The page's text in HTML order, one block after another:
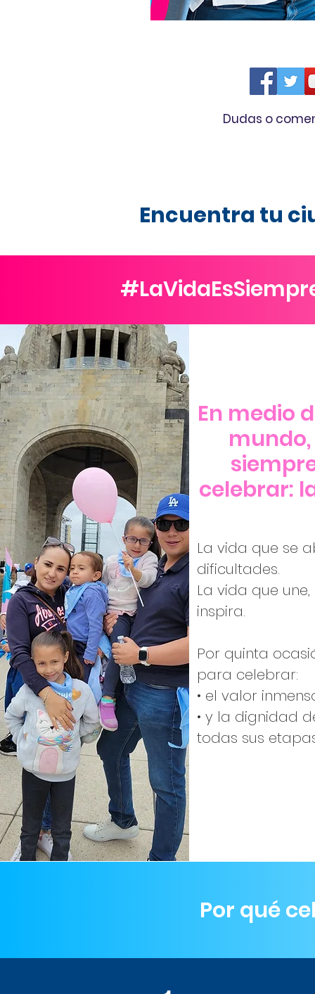
Dudas o
Encuentra tu
En medio
celebrar:
La vida que se
dificultades.
La vida que
inspira.
Por quinta
para celebrar:
•⁠ ⁠el valor
•⁠ ⁠y la dignidad
todas sus
Por qué